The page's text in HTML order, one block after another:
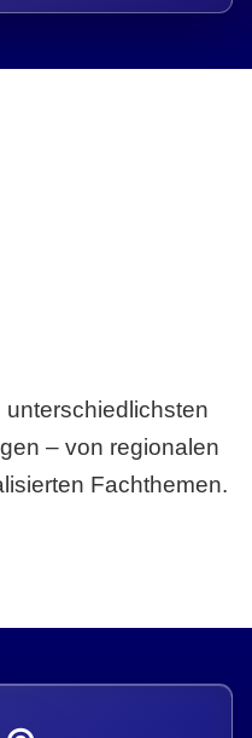
unterschiedlichsten
– von regionalen
Fachthemen.